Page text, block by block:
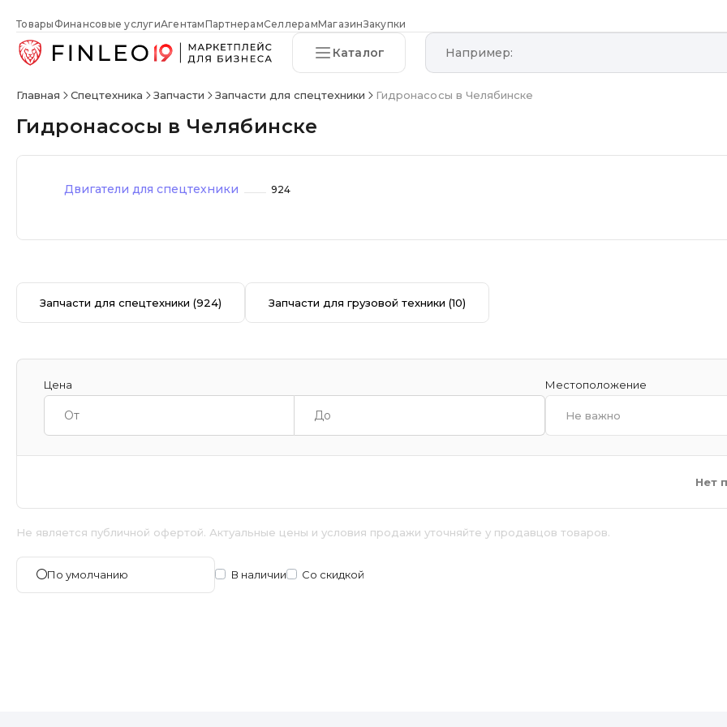
Товары Финансовые услугиАгентамПартнерамСеллерамМагазинЗакупки
Каталог
Главная Спецтехника Запчасти Запчасти для спецтехники Гидронасосы в Челябинске
Гидронасосы в Челябинске
Двигатели для спецтехники 924
Запчасти для спецтехники(924) Запчасти для грузовой техники(10)
Цена Местоположение
Не важно
Нет
Не является публичной офертой. Актуальные цены и условия продажи уточняйте у продавцов товаров.
По умолчанию В наличии Со скидкой